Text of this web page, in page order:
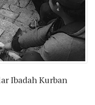
Ibadah Kurban